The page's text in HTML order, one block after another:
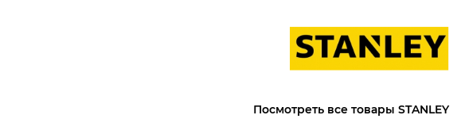
Посмотреть все товары STANLEY